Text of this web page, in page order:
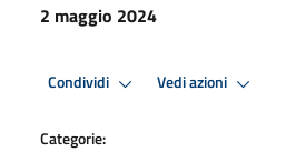
2 maggio 2024
Condividi Vedi azioni
Categorie: